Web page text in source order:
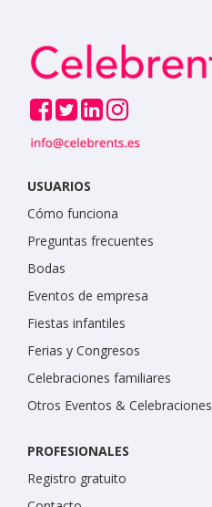
USUARIOS
Cómo funciona
Preguntas frecuentes
Bodas
Eventos de empresa
Fiestas infantiles
Ferias y Congresos
Celebraciones familiares
Otros Eventos & Celebraciones
PROFESIONALES
Registro gratuito